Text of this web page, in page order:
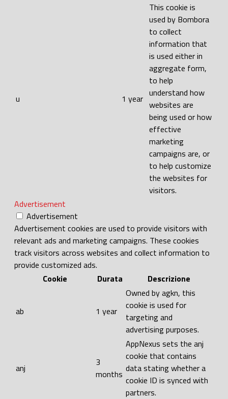
u 1 year
This cookie is
used by Bombora
to collect
information that
is used either in
aggregate form,
to help
understand how
websites are
being used or how
effective
marketing
campaigns are, or
to help customize
the websites for
visitors.
Advertisement
Advertisement
Advertisement cookies are used to provide visitors with
relevant ads and marketing campaigns. These cookies
track visitors across websites and collect information to
provide customized ads.
Cookie
Durata Descrizione
ab 1 year
Owned by agkn, this
cookie is used for
targeting and
advertising purposes.
anj
3
months
AppNexus sets the anj
cookie that contains
data stating whether a
cookie ID is synced with
partners.